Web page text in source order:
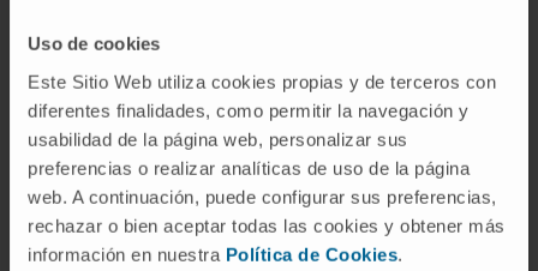
Uso de cookies
Este Sitio Web utiliza cookies propias y de terceros con
diferentes finalidades, como permitir la navegación y
usabilidad de la página web, personalizar sus
preferencias o realizar analíticas de uso de la página
web. A continuación, puede configurar sus preferencias,
rechazar o bien aceptar todas las cookies y obtener más
información en nuestra Política de Cookies.
Catedrático de Bioquímica e Biologia
Molecular da Universidade de Navarra.
Professor titular acreditado pela ANECA
(2010).
Escreveu e colaborou num total de 11 livros
da disciplina.
Presidente da Comissão de Docência da